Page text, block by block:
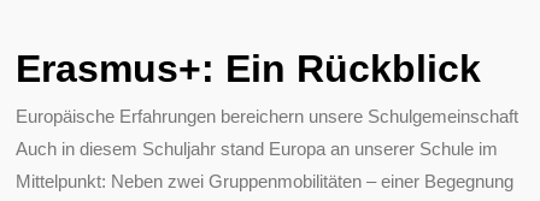
Erasmus+: Ein Rückblick
Europäische Erfahrungen bereichern unsere Schulgemeinschaft
Auch in diesem Schuljahr stand Europa an unserer Schule im
Mittelpunkt: Neben zwei Gruppenmobilitäten – einer Begegnung